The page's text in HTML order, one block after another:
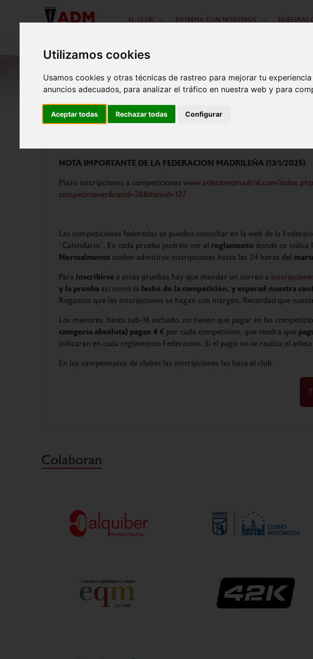
Utilizamos cookies
Usamos cookies y otras técnicas de rastreo para mejorar tu
anuncios adecuados, para analizar el tráfico en nuestra web y para
Aceptar todas Rechazar todas Configurar
EL CLUB ENTRENA CON NOSOTROS NUESTRAS
Procedimiento para inscribirse a pruebas
NOTA IMPORTANTE DE LA FEDERACION MADRILEÑA (13/1/2025)
Plazo inscripciones a competiciones www.atletismomadrid.com/
competiciones&catid=38&Itemid=127
Las competiciones federadas se pueden consultar en la web de la
“Calendario”. En cada prueba podréis ver el reglamento donde os indica
Normalmente suelen admitirse inscripciones hasta las 24 horas del
Para inscribirse a estas pruebas hay que mandar un correo a
y la prueba así como la fecha de la competición, y esperad nuestra
Rogamos que las inscripciones se hagan con margen. Recordad que
Los menores, hasta sub-16 incluido, no tienen que pagar en las
categoría absoluta) pagan 4 € por cada competición, que tendrá que
indicarán en cada reglamento Federación. Si el pago no se realiza el
En los campeonatos de clubes las inscripciones las hace el club.
Colaboran